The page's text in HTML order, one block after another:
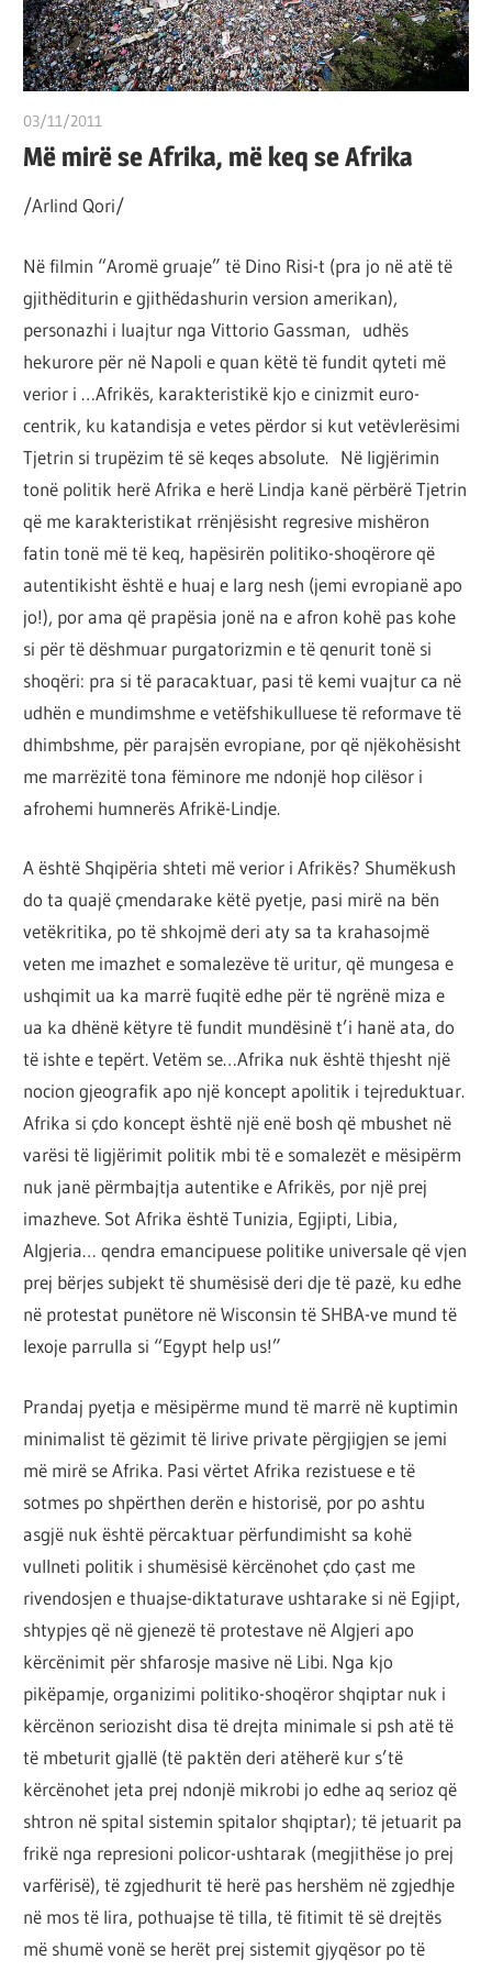
por
çështja
është
që
ta
shndërrosh
atë.
03/11/2011
Më mirë se Afrika, më keq se Afrika
/Arlind Qori/
Në filmin “Aromë gruaje” të Dino Risi-t (pra jo në atë të
gjithëditurin e gjithëdashurin version amerikan),
personazhi i luajtur nga Vittorio Gassman, udhës
hekurore për në Napoli e quan këtë të fundit qyteti më
verior i …Afrikës, karakteristikë kjo e cinizmit euro-
centrik, ku katandisja e vetes përdor si kut vetëvlerësimi
Tjetrin si trupëzim të së keqes absolute. Në ligjërimin
tonë politik herë Afrika e herë Lindja kanë përbërë Tjetrin
që me karakteristikat rrënjësisht regresive mishëron
fatin tonë më të keq, hapësirën politiko-shoqërore që
autentikisht është e huaj e larg nesh (jemi evropianë apo
jo!), por ama që prapësia jonë na e afron kohë pas kohe
si për të dëshmuar purgatorizmin e të qenurit tonë si
shoqëri: pra si të paracaktuar, pasi të kemi vuajtur ca në
udhën e mundimshme e vetëfshikulluese të reformave të
dhimbshme, për parajsën evropiane, por që njëkohësisht
me marrëzitë tona fëminore me ndonjë hop cilësor i
afrohemi humnerës Afrikë-Lindje.
A është Shqipëria shteti më verior i Afrikës? Shumëkush
do ta quajë çmendarake këtë pyetje, pasi mirë na bën
vetëkritika, po të shkojmë deri aty sa ta krahasojmë
veten me imazhet e somalezëve të uritur, që mungesa e
ushqimit ua ka marrë fuqitë edhe për të ngrënë miza e
ua ka dhënë këtyre të fundit mundësinë t’i hanë ata, do
të ishte e tepërt. Vetëm se…Afrika nuk është thjesht një
nocion gjeografik apo një koncept apolitik i tejreduktuar.
Afrika si çdo koncept është një enë bosh që mbushet në
varësi të ligjërimit politik mbi të e somalezët e mësipërm
nuk janë përmbajtja autentike e Afrikës, por një prej
imazheve. Sot Afrika është Tunizia, Egjipti, Libia,
Algjeria… qendra emancipuese politike universale që vjen
prej bërjes subjekt të shumësisë deri dje të pazë, ku edhe
në protestat punëtore në Wisconsin të SHBA-ve mund të
lexoje parrulla si “Egypt help us!”
Prandaj pyetja e mësipërme mund të marrë në kuptimin
minimalist të gëzimit të lirive private përgjigjen se jemi
më mirë se Afrika. Pasi vërtet Afrika rezistuese e të
sotmes po shpërthen derën e historisë, por po ashtu
asgjë nuk është përcaktuar përfundimisht sa kohë
vullneti politik i shumësisë kërcënohet çdo çast me
rivendosjen e thuajse-diktaturave ushtarake si në Egjipt,
shtypjes që në gjenezë të protestave në Algjeri apo
kërcënimit për shfarosje masive në Libi. Nga kjo
pikëpamje, organizimi politiko-shoqëror shqiptar nuk i
kërcënon seriozisht disa të drejta minimale si psh atë të
të mbeturit gjallë (të paktën deri atëherë kur s’të
kërcënohet jeta prej ndonjë mikrobi jo edhe aq serioz që
shtron në spital sistemin spitalor shqiptar); të jetuarit pa
frikë nga represioni policor-ushtarak (megjithëse jo prej
varfërisë), të zgjedhurit të herë pas hershëm në zgjedhje
në mos të lira, pothuajse të tilla, të fitimit të së drejtës
më shumë vonë se herët prej sistemit gjyqësor po të